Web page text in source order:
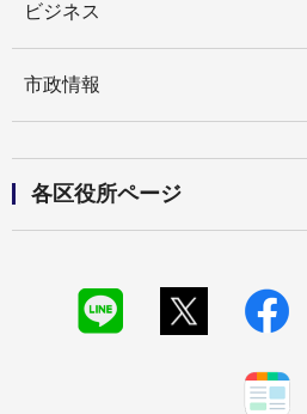
ビジネス
市政情報
各区役所ページ